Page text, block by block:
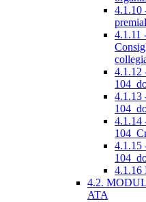
4.1.10
4.1.11
4.1.12
4.1.13
4.1.14
4.1.15
4.1.16
4.2.
ATA